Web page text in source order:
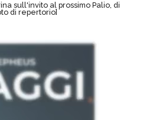
sull'invito al prossimo Palio, di
di repertorio]